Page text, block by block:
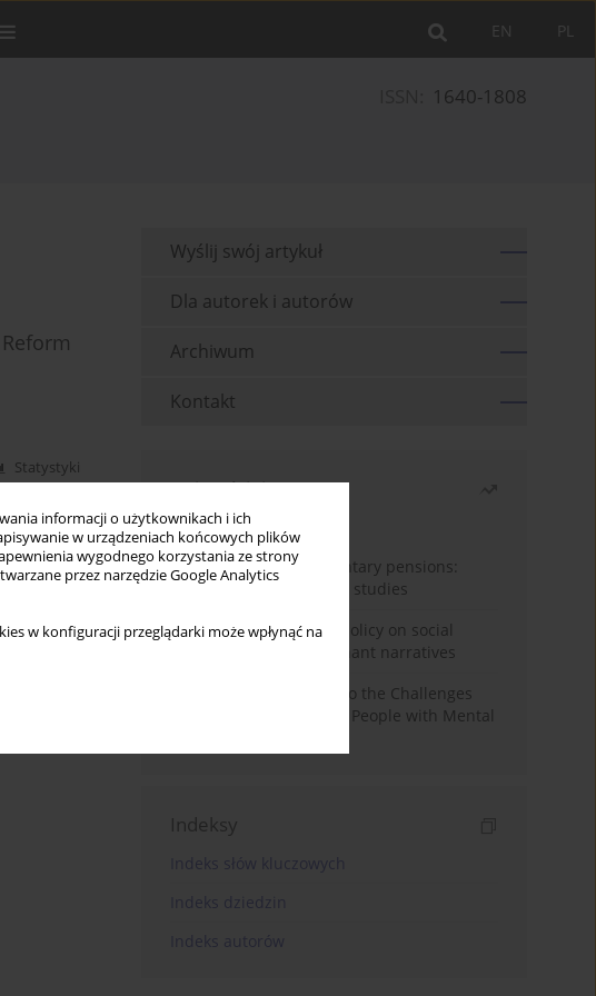
informacji o użytkownikach i ich
w urządzeniach końcowych plików
wygodnego korzystania ze strony
przez narzędzie Google Analytics
w konfiguracji przeglądarki może wpłynąć na
PL
EN
1640-1808
Statystyki
Wyślij swój artykuł
Dla autorek i autorów
Archiwum
Kontakt
Najczęściej czytane
Miesiąc
Rok
Auto-enrolment in voluntary pensions:
Comparative OECD case studies
Delegitimizing climate policy on social
media platforms: Dominant narratives
Bibliometric Insights into the Challenges
and Needs of Homeless People with Mental
Indeksy
Indeks słów kluczowych
Indeks dziedzin
Indeks autorów